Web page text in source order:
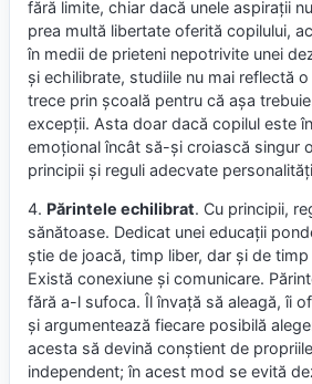
fără limite, chiar dacă unele aspirații
prea multă libertate oferită copilului,
în medii de prieteni nepotrivite unei
și echilibrate, studiile nu mai reflectă
trece prin școală pentru că așa
excepții. Asta doar dacă copilul este
emoțional încât să-și croiască singur
principii și reguli adecvate
4. Părintele echilibrat. Cu principii,
sănătoase. Dedicat unei educații
știe de joacă, timp liber, dar și de
Există conexiune și comunicare.
fără a-l sufoca. Îl învață să aleagă, îi
și argumentează fiecare posibilă
acesta să devină conștient de
independent; în acest mod se evită